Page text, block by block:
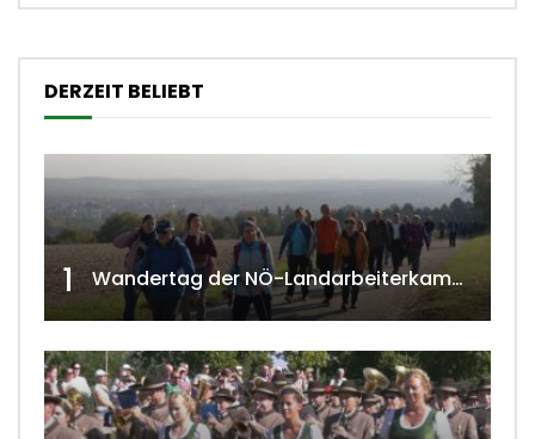
DERZEIT BELIEBT
1 Wandertag der NÖ-Landarbeiterkammer in Hollabrunn 2024